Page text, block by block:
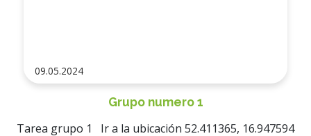
09.05.2024
Grupo numero 1
Tarea grupo 1 Ir a la ubicación 52.411365, 16.947594